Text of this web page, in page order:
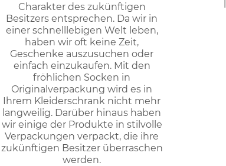
Charakter des zukünftigen
Besitzers entsprechen. Da wir in
einer schnelllebigen Welt leben,
haben wir oft keine Zeit,
Geschenke auszusuchen oder
einfach einzukaufen. Mit den
fröhlichen Socken in
Originalverpackung wird es in
Ihrem Kleiderschrank nicht mehr
langweilig. Darüber hinaus haben
wir einige der Produkte in stilvolle
Verpackungen verpackt, die ihre
zukünftigen Besitzer überraschen
werden.